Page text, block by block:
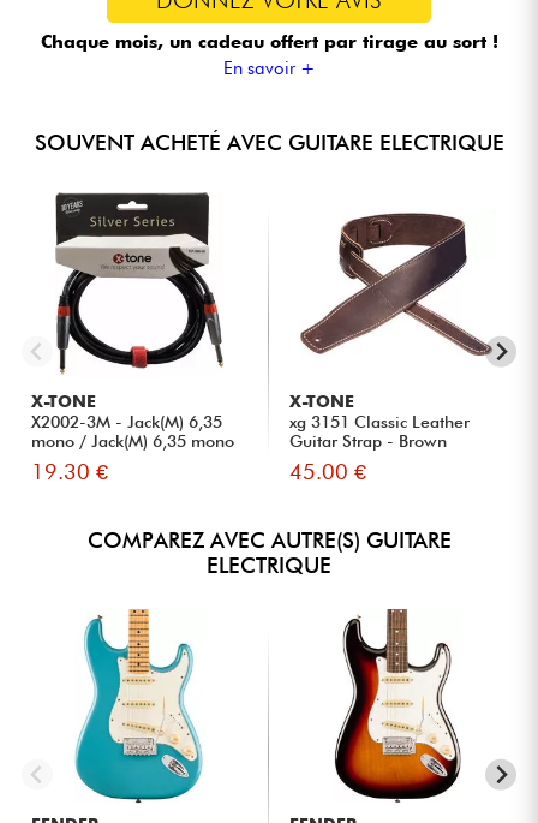
Chaque mois, un cadeau offert par tirage au sort !
En savoir +
SOUVENT ACHETÉ AVEC GUITARE ELECTRIQUE
X-TONE
X2002-3M - Jack(M) 6,35
mono / Jack(M) 6,35 mono
S...
19.30 €
X-TONE
xg 3151 Classic Leather
Guitar Strap - Brown
45.00 €
COMPAREZ AVEC AUTRE(S) GUITARE
ELECTRIQUE